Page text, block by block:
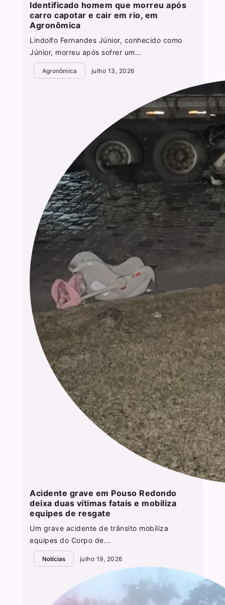
Identificado homem que morreu após
carro capotar e cair em rio, em
Agronômica
Lindolfo Fernandes Júnior, conhecido como
Júnior, morreu após sofrer um...
Agronômica julho 13, 2026
Acidente grave em Pouso Redondo
deixa duas vítimas fatais e mobiliza
equipes de resgate
Um grave acidente de trânsito mobiliza
equipes do Corpo de...
Notícias julho 19, 2026